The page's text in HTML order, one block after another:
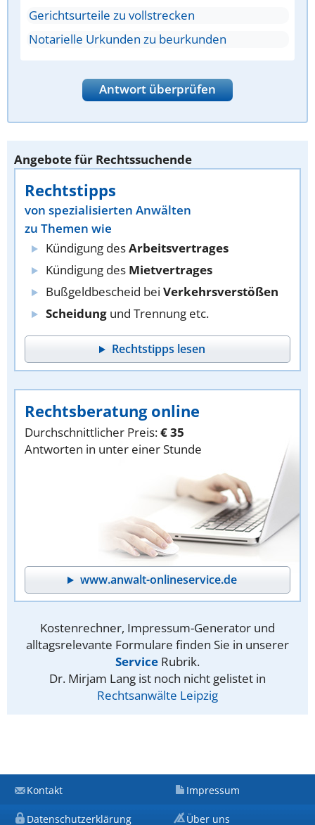
Gerichtsurteile zu vollstrecken
Notarielle Urkunden zu beurkunden
Antwort überprüfen
Angebote für Rechtssuchende
Rechtstipps
von spezialisierten Anwälten
zu Themen wie
Kündigung desArbeitsvertrages
Kündigung des Mietvertrages
Bußgeldbescheid bei Verkehrsverstößen
Scheidung und Trennung etc.
Rechtstipps lesen
Rechtsberatung online
Durchschnittlicher Preis:€ 35
Antworten in unter einer Stunde
www.anwalt-onlineservice.de
Kostenrechner, Impressum-Generator und
alltagsrelevante Formulare finden Sie in unserer
Service Rubrik.
Dr. Mirjam Lang ist noch nicht gelistet in
Rechtsanwälte Leipzig
Kontakt Impressum
Datenschutzerklärung Über uns